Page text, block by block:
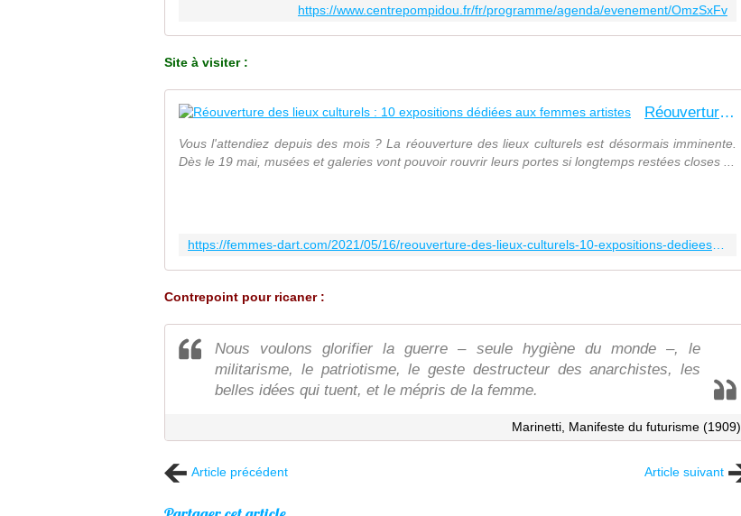
https://www.centrepompidou.fr/fr/programme/agenda/evenement/OmzSxFv
Site à visiter :
Réouverture des lieux culturels : 10 expositions dédiées aux femmes artistes
Vous l'attendiez depuis des mois ? La réouverture des lieux culturels est désormais imminente.
Dès le 19 mai, musées et galeries vont pouvoir rouvrir leurs portes si longtemps restées closes ...
Contrepoint pour ricaner :
Nous voulons glorifier la guerre – seule hygiène du monde –, le
militarisme, le patriotisme, le geste destructeur des anarchistes, les
belles idées qui tuent, et le mépris de la femme.
Marinetti, Manifeste du futurisme (1909)
Article précédent Article suivant